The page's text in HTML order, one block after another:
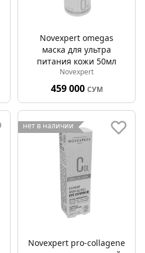
Novexpert omegas
маска для ультра
питания кожи 50мл
Novexpert
459 000 СУМ
нет в наличии
Novexpert pro-collagene